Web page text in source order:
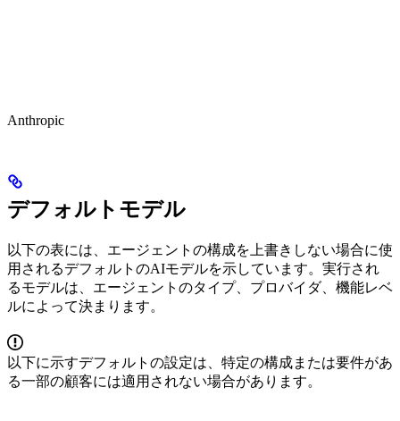
Anthropic
デフォルトモデル
以下の表には、エージェントの構成を上書きしない場合に使
用されるデフォルトのAIモデルを示しています。実行され
るモデルは、エージェントのタイプ、プロバイダ、機能レベ
ルによって決まります。
以下に示すデフォルトの設定は、特定の構成または要件があ
る一部の顧客には適用されない場合があります。